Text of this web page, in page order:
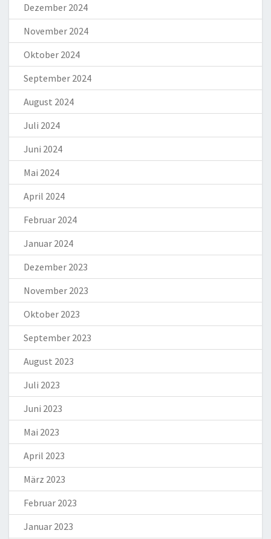
Dezember 2024
November 2024
Oktober 2024
September 2024
August 2024
Juli 2024
Juni 2024
Mai 2024
April 2024
Februar 2024
Januar 2024
Dezember 2023
November 2023
Oktober 2023
September 2023
August 2023
Juli 2023
Juni 2023
Mai 2023
April 2023
März 2023
Februar 2023
Januar 2023